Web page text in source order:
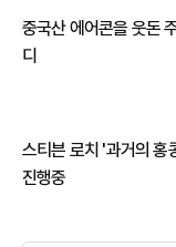
중국산 에어콘을 웃돈
디
스티븐 로치 '과거의 홍
진행중